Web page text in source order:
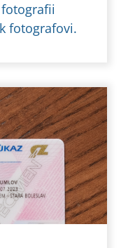
fotografovi.